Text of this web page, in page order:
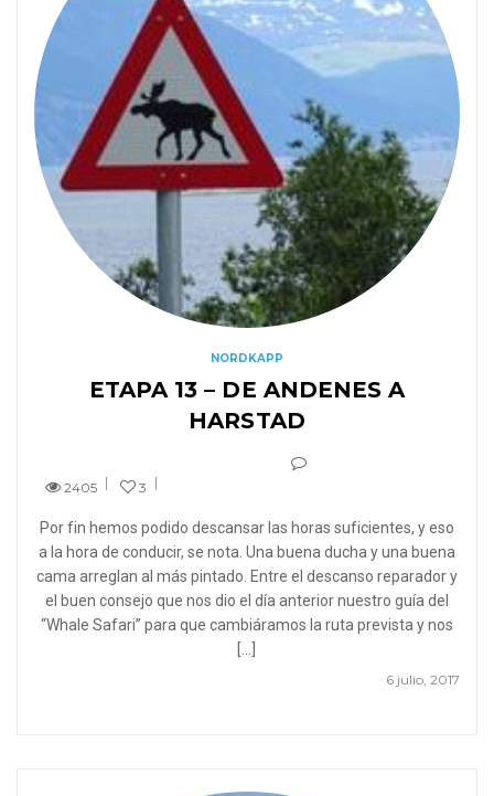
NORDKAPP
ETAPA 13 – DE ANDENES A
HARSTAD
2405 3
6 julio, 2017
Por fin hemos podido descansar las horas suficientes, y eso
a la hora de conducir, se nota. Una buena ducha y una buena
cama arreglan al más pintado. Entre el descanso reparador y
el buen consejo que nos dio el día anterior nuestro guía del
“Whale Safari” para que cambiáramos la ruta prevista y nos